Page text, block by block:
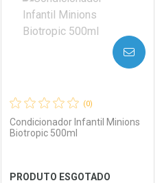
Ver Desconto Convênio
(0)
Condicionador Infantil Minions
Biotropic 500ml
PRODUTO ESGOTADO
AVISE-ME